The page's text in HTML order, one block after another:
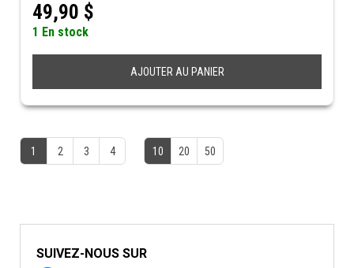
49,90 $
1 En stock
AJOUTER AU PANIER
1 2 3 4 10 20 50
SUIVEZ-NOUS SUR